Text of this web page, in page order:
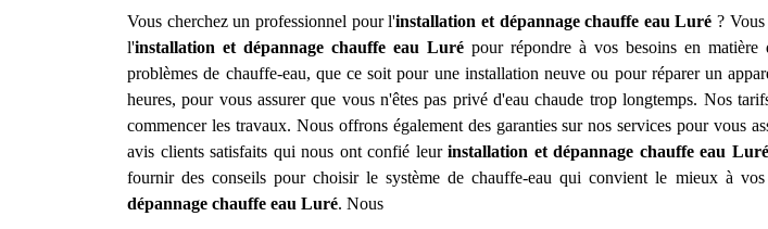
Vous cherchez un professionnel pour l'installation et dépannage chauffe eau Luré ?
l'installation et dépannage chauffe eau Luré pour répondre à vos besoins en
problèmes de chauffe-eau, que ce soit pour une installation neuve ou pour réparer un
heures, pour vous assurer que vous n'êtes pas privé d'eau chaude trop longtemps. Nos
commencer les travaux. Nous offrons également des garanties sur nos services pour vous
avis clients satisfaits qui nous ont confié leurinstallation et dépannage chauffe eau Luré
fournir des conseils pour choisir le système de chauffe-eau qui convient le mieux à
dépannage chauffe eau Luré. Nous